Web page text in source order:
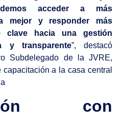
acceder a más
mejor y responder más
clave hacia una gestión
y transparente”, destacó
Subdelegado de la JVRE,
a la casa central
con